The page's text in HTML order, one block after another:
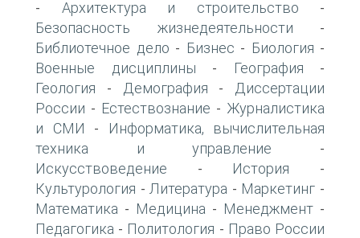
- Архитектура и строительство -
Безопасность жизнедеятельности -
Библиотечное дело - Бизнес - Биология -
Военные дисциплины - География -
Геология - Демография -
Диссертации
России - Естествознание - Журналистика
и СМИ -
Информатика, вычислительная
техника и управление -
Искусствоведение - История -
Культурология -Литература - Маркетинг -
Математика - Медицина - Менеджмент -
Педагогика - Политология - Право России